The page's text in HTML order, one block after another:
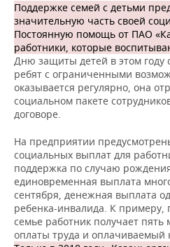
Поддержке семей с детьми
значительную часть своей
Постоянную помощь от ПАО
работники, которые
Дню защиты детей в этом году
ребят с ограниченными
оказывается регулярно, она
социальном пакете
договоре.
На предприятии
социальных выплат для
поддержка по случаю
единовременная выплата
сентября, денежная выплата
ребенка-инвалида. К
семье работник получает
оплаты труда и оплачиваемый